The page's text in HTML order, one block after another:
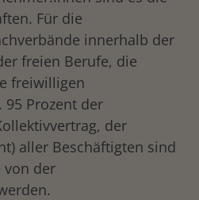
Für die
innerhalb der
freien Berufe, die
freiwilligen
95 Prozent der
der
aller Beschäftigten sind
von der